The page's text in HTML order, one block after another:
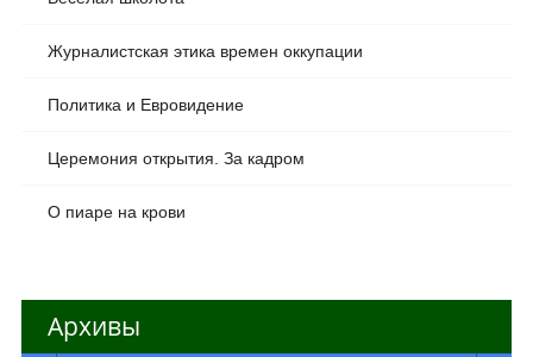
Журналистская этика времен оккупации
Политика и Евровидение
Церемония открытия. За кадром
О пиаре на крови
Архивы